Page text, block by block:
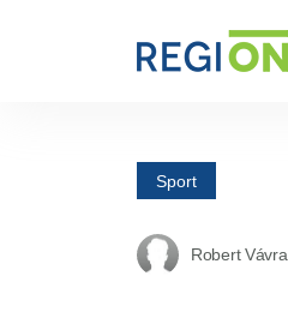
Sport
Robert Vávra